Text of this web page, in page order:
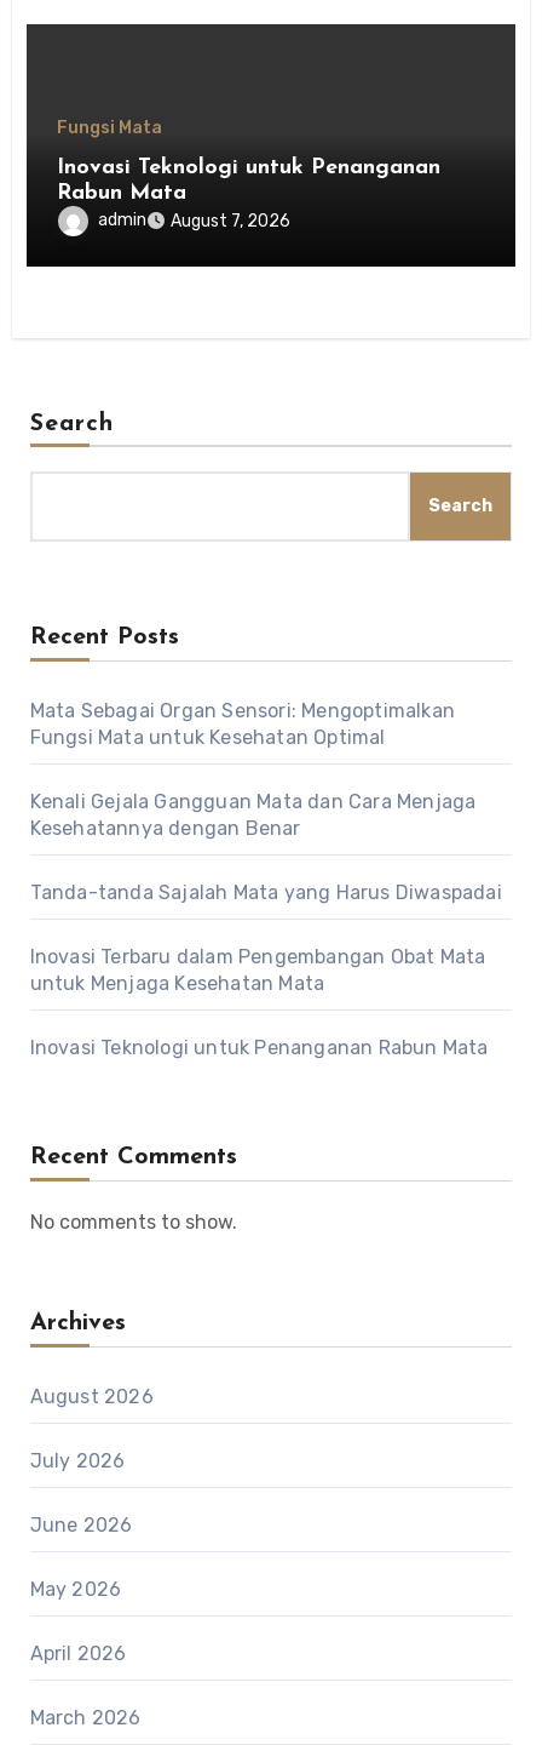
Fungsi Mata
Inovasi Teknologi untuk Penanganan
Rabun Mata
admin August 7, 2026
Search
Search
Recent Posts
Mata Sebagai Organ Sensori: Mengoptimalkan
Fungsi Mata untuk Kesehatan Optimal
Kenali Gejala Gangguan Mata dan Cara Menjaga
Kesehatannya dengan Benar
Tanda-tanda Sajalah Mata yang Harus Diwaspadai
Inovasi Terbaru dalam Pengembangan Obat Mata
untuk Menjaga Kesehatan Mata
Inovasi Teknologi untuk Penanganan Rabun Mata
Recent Comments
No comments to show.
Archives
August 2026
July 2026
June 2026
May 2026
April 2026
March 2026